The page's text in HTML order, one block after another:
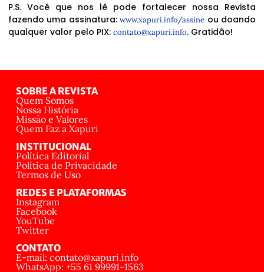
P.S. Você que nos lê pode fortalecer nossa Revista
fazendo uma assinatura:www.xapuri.info/assine ou doando
qualquer valor pelo PIX: contato@xapuri.info. Gratidão!
SOBRE A REVISTA
Quem Somos
Nossa História
Missão e Valores
Quem Faz a Xapuri
INSTITUCIONAL
Política Editorial
Política de Privacidade
Termos de Uso
REDES E PLATAFORMAS
Instagram
Facebook
YouTube
Twitter
CONTATO
E-mail: contato@xapuri.info
WhatsApp: +55 61 99991-1563